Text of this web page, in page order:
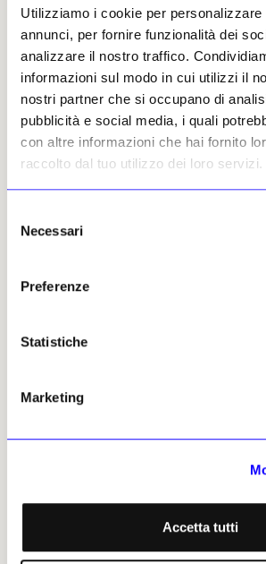
Utilizziamo i cookie per personalizzare
annunci, per fornire funzionalità dei
analizzare il nostro traffico.
informazioni sul modo in cui utilizzi il
nostri partner che si occupano di
pubblicità e social media, i quali
con altre informazioni che hai fornito
raccolto dal tuo utilizzo dei loro servizi.
delNecessari
Preferenze
Statistiche
Marketing
Accetta tutti
Alexandre Crochet
Leggi i suoi articoli
Altri articoli dell'autore
Luxembourg Art Week
La fiera d’arte contemporanea
NOTIZIE
firma di
English